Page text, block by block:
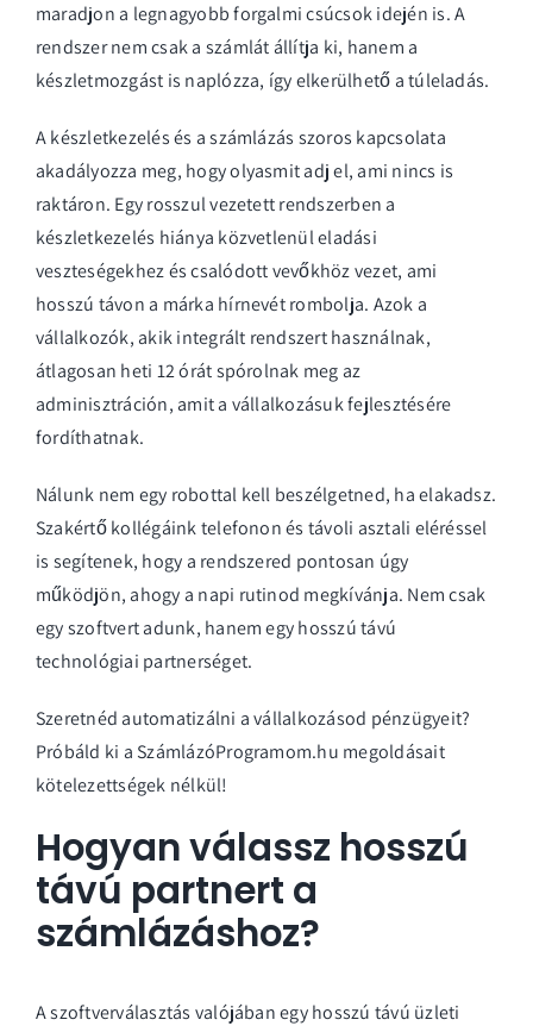
maradjon a legnagyobb forgalmi csúcsok idején is. A
rendszer nem csak a számlát állítja ki, hanem a
készletmozgást is naplózza, így elkerülhető a túleladás.
A készletkezelés és a számlázás szoros kapcsolata
akadályozza meg, hogy olyasmit adj el, ami nincs is
raktáron. Egy rosszul vezetett rendszerben a
készletkezelés hiánya közvetlenül eladási
veszteségekhez és csalódott vevőkhöz vezet, ami
hosszú távon a márka hírnevét rombolja. Azok a
vállalkozók, akik integrált rendszert használnak,
átlagosan heti 12 órát spórolnak meg az
adminisztráción, amit a vállalkozásuk fejlesztésére
fordíthatnak.
Nálunk nem egy robottal kell beszélgetned, ha elakadsz.
Szakértő kollégáink telefonon és távoli asztali eléréssel
is segítenek, hogy a rendszered pontosan úgy
működjön, ahogy a napi rutinod megkívánja. Nem csak
egy szoftvert adunk, hanem egy hosszú távú
technológiai partnerséget.
Szeretnéd automatizálni a vállalkozásod pénzügyeit?
Próbáld ki a SzámlázóProgramom.hu megoldásait
kötelezettségek nélkül!
Hogyan válassz hosszú
távú partnert a
számlázáshoz?
A szoftverválasztás valójában egy hosszú távú üzleti